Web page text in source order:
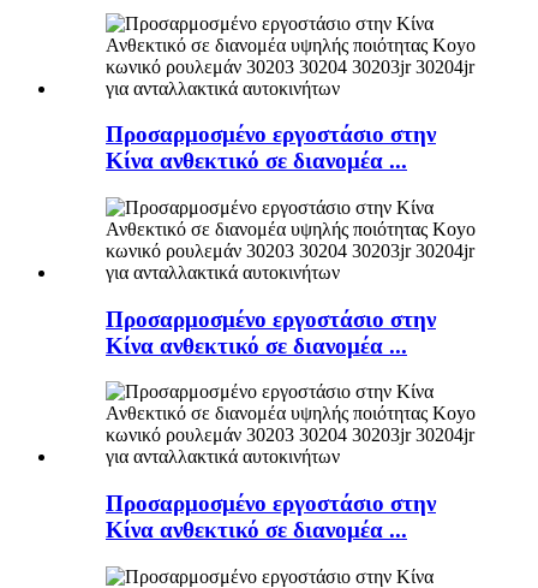
Προσαρμοσμένο εργοστάσιο στην
Κίνα ανθεκτικό σε διανομέα ...
Προσαρμοσμένο εργοστάσιο στην
Κίνα ανθεκτικό σε διανομέα ...
Προσαρμοσμένο εργοστάσιο στην
Κίνα ανθεκτικό σε διανομέα ...